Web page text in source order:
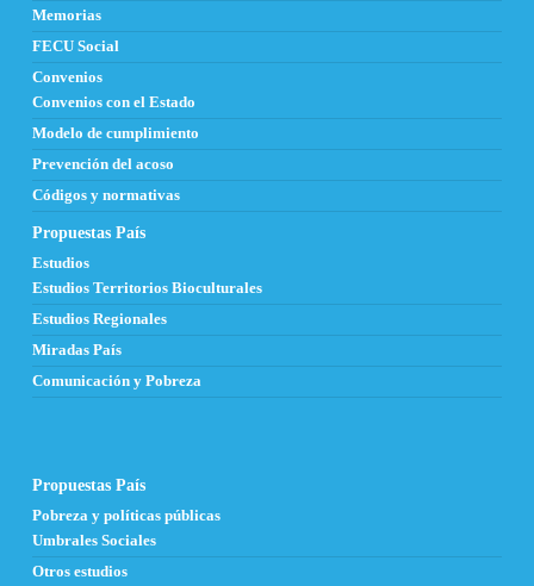
Memorias
FECU Social
Convenios
Convenios con el Estado
Modelo de cumplimiento
Prevención del acoso
Códigos y normativas
Propuestas País
Estudios
Estudios Territorios Bioculturales
Estudios Regionales
Miradas País
Comunicación y Pobreza
Propuestas País
Pobreza y políticas públicas
Umbrales Sociales
Otros estudios